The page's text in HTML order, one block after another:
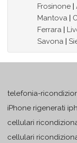
Frosinone
Mantova
Ferrara
Savona
telefonia-
iPhone rigenerati
cellulari
cellulari